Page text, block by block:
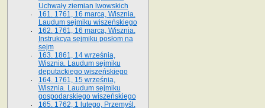
Uchwały ziemian lwowskich
161. 1761, 16 marca, Wisznia.
Laudum sejmiku wiszeńskiego
162. 1761, 16 marca, Wisznia.
Instrukcya sejmiku posłom na
sejm
163. 1861, 14 września,
Wisznia. Laudum sejmiku
deputackiego wiszeńskiego
164. 1761, 15 września,
Wisznia. Laudum sejmiku
gospodarskiego wiszeńskiego
165. 1762, 1 lutego, Przemyśl.